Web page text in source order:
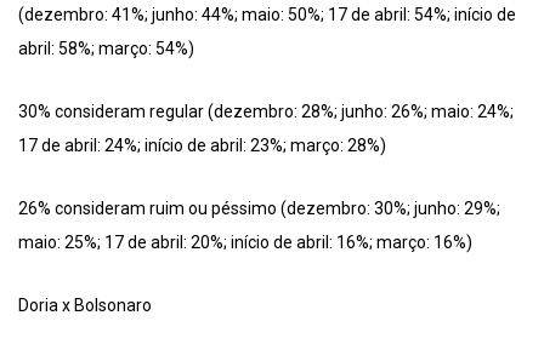
(dezembro: 41%; junho: 44%; maio: 50%; 17 de abril: 54%; início de
abril: 58%; março: 54%)
30% consideram regular (dezembro: 28%; junho: 26%; maio: 24%;
17 de abril: 24%; início de abril: 23%; março: 28%)
26% consideram ruim ou péssimo (dezembro: 30%; junho: 29%;
maio: 25%; 17 de abril: 20%; início de abril: 16%; março: 16%)
Doria x Bolsonaro